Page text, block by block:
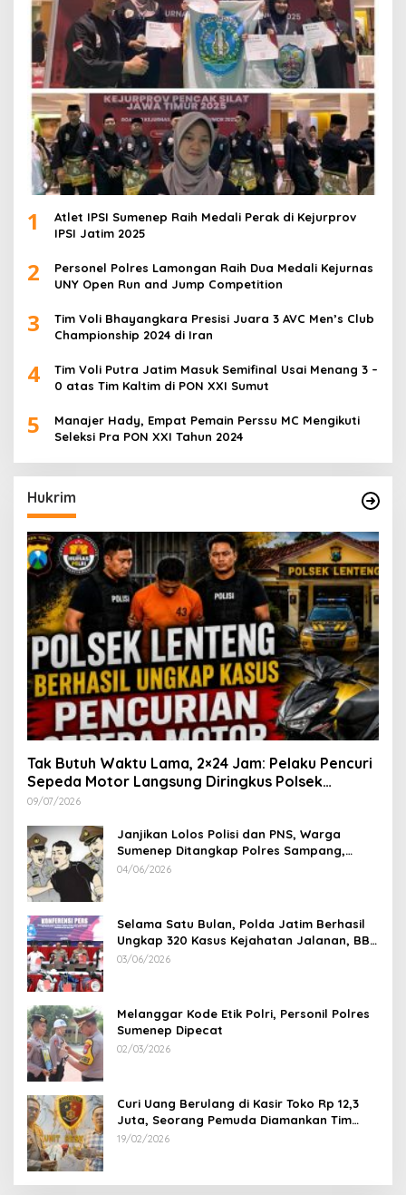
1
Atlet IPSI Sumenep Raih Medali Perak di Kejurprov
IPSI Jatim 2025
2
Personel Polres Lamongan Raih Dua Medali Kejurnas
UNY Open Run and Jump Competition
3
Tim Voli Bhayangkara Presisi Juara 3 AVC Men’s Club
Championship 2024 di Iran
4
Tim Voli Putra Jatim Masuk Semifinal Usai Menang 3 –
0 atas Tim Kaltim di PON XXI Sumut
5
Manajer Hady, Empat Pemain Perssu MC Mengikuti
Seleksi Pra PON XXI Tahun 2024
Hukrim
Tak Butuh Waktu Lama, 2×24 Jam: Pelaku Pencuri
Sepeda Motor Langsung Diringkus Polsek
Lenteng di Wilayah Manding
09/07/2026
Janjikan Lolos Polisi dan PNS, Warga
Sumenep Ditangkap Polres Sampang,
Korban Rugi Rp 600 juta
04/06/2026
Selama Satu Bulan, Polda Jatim Berhasil
Ungkap 320 Kasus Kejahatan Jalanan, BB
100 Sepeda Motor dan 12 Mobil Diamankan
03/06/2026
Melanggar Kode Etik Polri, Personil Polres
Sumenep Dipecat
02/03/2026
Curi Uang Berulang di Kasir Toko Rp 12,3
Juta, Seorang Pemuda Diamankan Tim
Reskrim Polsek Lenteng Sumenep
19/02/2026